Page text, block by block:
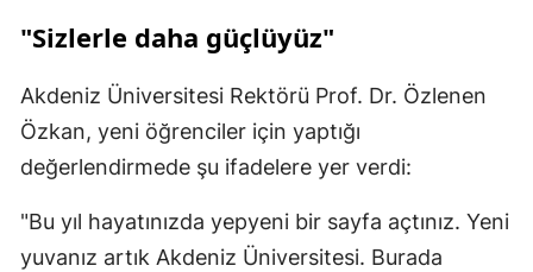
"Sizlerle daha güçlüyüz"
Akdeniz Üniversitesi Rektörü Prof. Dr. Özlenen
Özkan, yeni öğrenciler için yaptığı
değerlendirmede şu ifadelere yer verdi:
"Bu yıl hayatınızda yepyeni bir sayfa açtınız. Yeni
yuvanız artık Akdeniz Üniversitesi. Burada